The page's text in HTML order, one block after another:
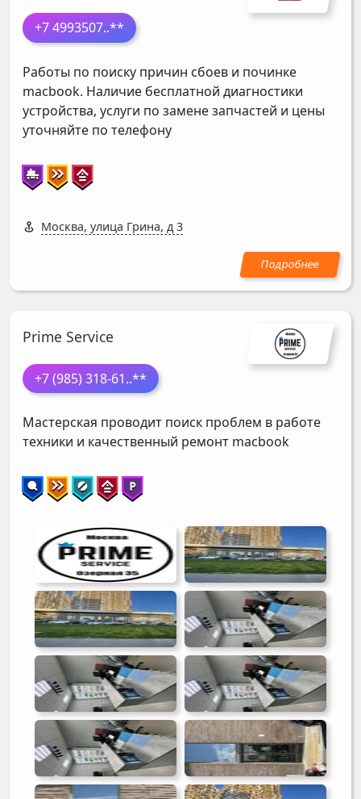
+7 4993507..**
Работы по поиску причин сбоев и починке
macbook. Наличие бесплатной диагностики
устройства, услуги по замене запчастей и цены
уточняйте по телефону
Москва, улица Грина, д 3
Prime Service
+7 (985) 318-61..**
Мастерская проводит поиск проблем в работе
техники и качественный ремонт macbook